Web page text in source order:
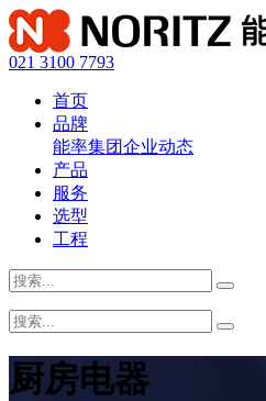
021 3100 7793
首页
品牌
能率集团企业动态
产品
服务
选型
工程
厨房电器